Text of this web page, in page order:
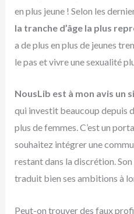
en plus jeune ! Selon les
la tranche d’âge la plus
a de plus en plus de jeunes
le pas et vivre une sexualité
NousLib est à mon avis un
qui investit beaucoup depuis
plus de femmes. C’est un
souhaitez intégrer une
restant dans la discrétion.
traduit bien ses ambitions à
Peut-on trouver des faux